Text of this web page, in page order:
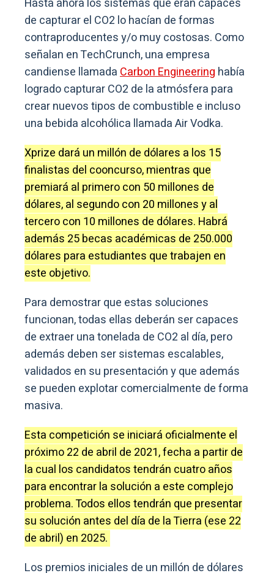
de capturar el CO2 lo hacían de formas
contraproducentes y/o muy costosas. Como
señalan en TechCrunch, una empresa
candiense llamadaCarbon Engineering había
logrado capturar CO2 de la atmósfera para
crear nuevos tipos de combustible e incluso
una bebida alcohólica llamada Air Vodka.
Xprize dará un millón de dólares a los 15
finalistas del cooncurso, mientras que
premiará al primero con 50 millones de
dólares, al segundo con 20 millones y al
tercero con 10 millones de dólares. Habrá
además 25 becas académicas de 250.000
dólares para estudiantes que trabajen en
este objetivo.
Para demostrar que estas soluciones
funcionan, todas ellas deberán ser capaces
de extraer una tonelada de CO2 al día, pero
además deben ser sistemas escalables,
validados en su presentación y que además
se pueden explotar comercialmente de forma
masiva.
Esta competición se iniciará oficialmente el
próximo 22 de abril de 2021, fecha a partir de
la cual los candidatos tendrán cuatro años
para encontrar la solución a este complejo
problema. Todos ellos tendrán que presentar
su solución antes del día de la Tierra (ese 22
de abril) en 2025.
Los premios iniciales de un millón de dólares